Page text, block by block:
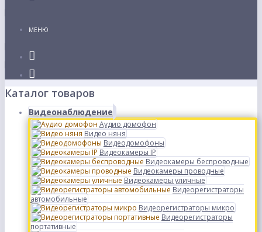
МЕНЮ
Каталог товаров
Видеонаблюдение
Аудио домофон
Видео няня
Видеодомофоны
Видеокамеры IP
Видеокамеры беспроводные
Видеокамеры проводные
Видеокамеры уличные
Видеорегистраторы
автомобильные
Видеорегистраторы микро
Видеорегистраторы
портативные